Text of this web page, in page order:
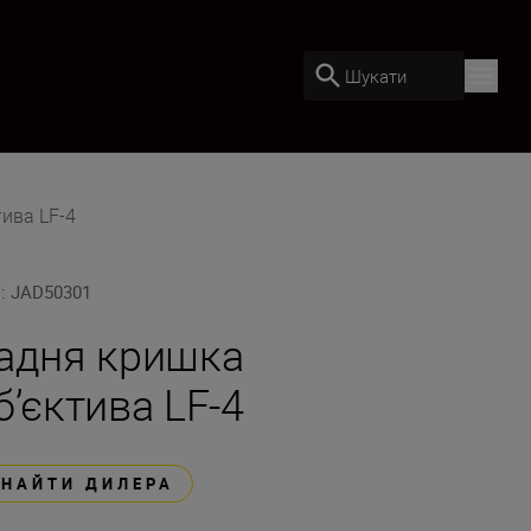
Шукати
LF-4
:JAD50301
кришка
LF-4
ДИЛЕРА